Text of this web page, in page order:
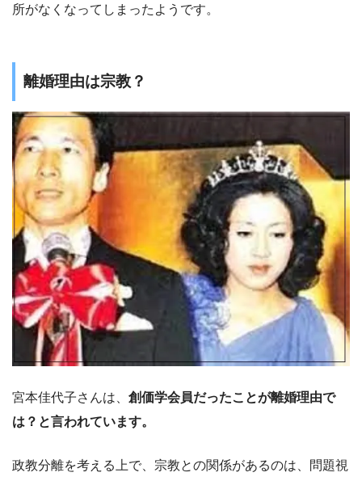
所がなくなってしまったようです。
離婚理由は宗教？
宮本佳代子さんは、 創価学会員だったことが離婚理由で
は？と言われています。
政教分離を考える上で、宗教との関係があるのは、問題視